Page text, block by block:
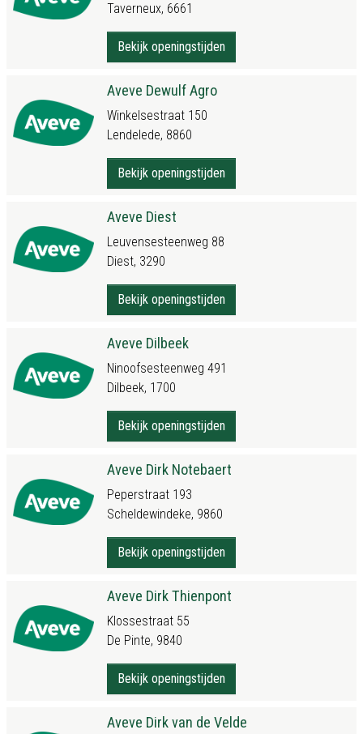
Taverneux, 6661
Bekijk openingstijden
Aveve Dewulf Agro
Winkelsestraat 150
Lendelede, 8860
Bekijk openingstijden
Aveve Diest
Leuvensesteenweg 88
Diest, 3290
Bekijk openingstijden
Aveve Dilbeek
Ninoofsesteenweg 491
Dilbeek, 1700
Bekijk openingstijden
Aveve Dirk Notebaert
Peperstraat 193
Scheldewindeke, 9860
Bekijk openingstijden
Aveve Dirk Thienpont
Klossestraat 55
De Pinte, 9840
Bekijk openingstijden
Aveve Dirk van de Velde